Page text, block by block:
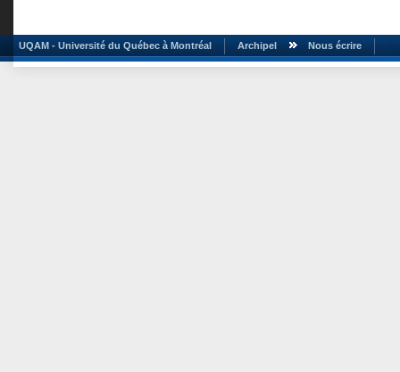
UQAM - Université du Québec à Montréal Archipel Nous écrire